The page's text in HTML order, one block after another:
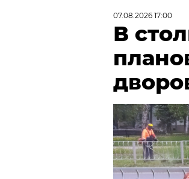
07.08.2026 17:00
В